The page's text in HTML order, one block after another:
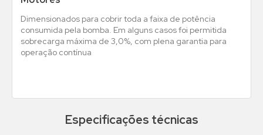
Dimensionados para cobrir toda a faixa de potência
consumida pela bomba. Em alguns casos foi permitida
sobrecarga máxima de 3,0%, com plena garantia para
operação contínua
Especificações técnicas